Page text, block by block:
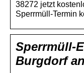
38272 jetzt
Sperrmüll-Termin
Sperrmüll-
Burgdorf